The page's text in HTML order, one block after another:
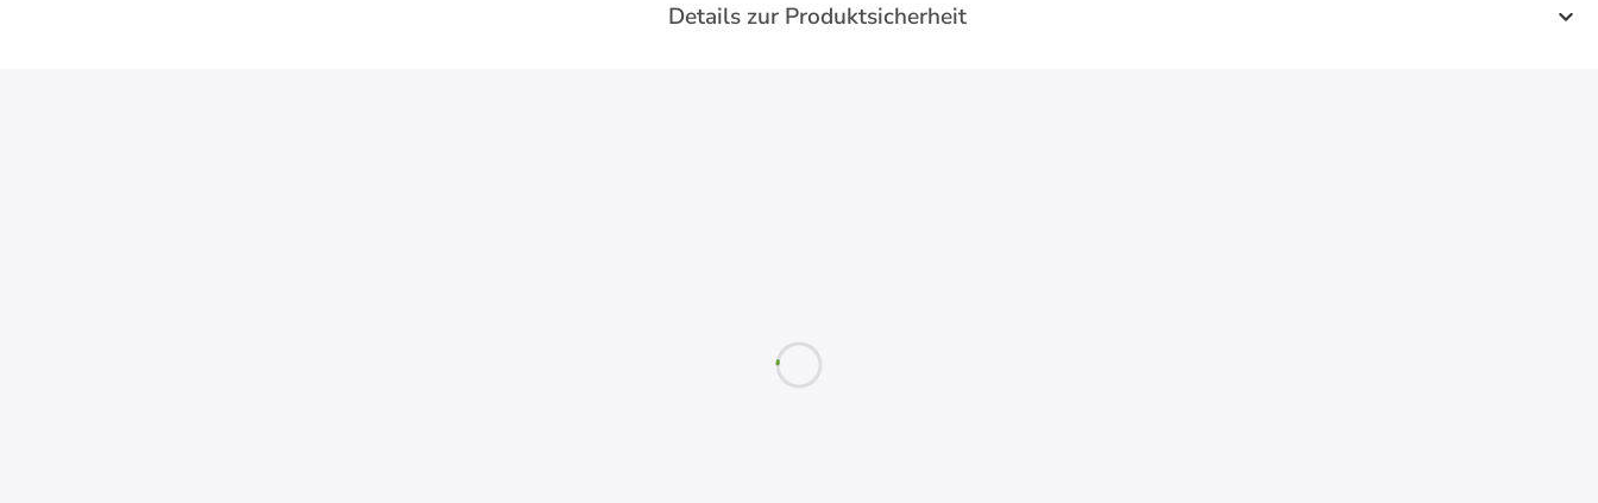
Details zur Produktsicherheit